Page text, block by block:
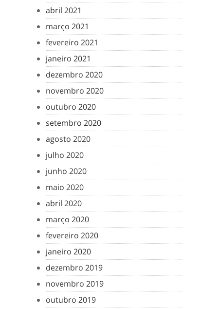
abril 2021
março 2021
fevereiro 2021
janeiro 2021
dezembro 2020
novembro 2020
outubro 2020
setembro 2020
agosto 2020
julho 2020
junho 2020
maio 2020
abril 2020
março 2020
fevereiro 2020
janeiro 2020
dezembro 2019
novembro 2019
outubro 2019